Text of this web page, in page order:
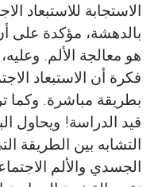
الاستجابة للاستبعاد
بالدهشة، مؤكدة على
هو معالجة الألم.
فكرة أن الاستبعاد
بطريقة مباشرة. وكما
قيد الدراسة! ويحاول
التشابه بين الطريقة
الجسدي والألم